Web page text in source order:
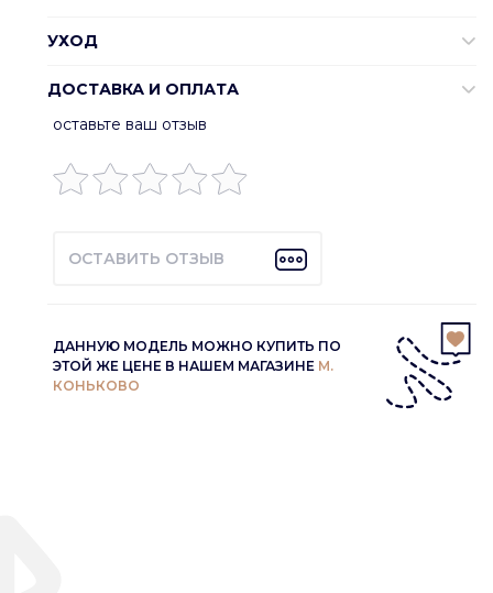
УХОД
ДОСТАВКА И ОПЛАТА
оставьте ваш отзыв
ОСТАВИТЬ ОТЗЫВ
ДАННУЮ МОДЕЛЬ МОЖНО КУПИТЬ ПО
ЭТОЙ ЖЕ ЦЕНЕ В НАШЕМ МАГАЗИНЕ М.
КОНЬКОВО